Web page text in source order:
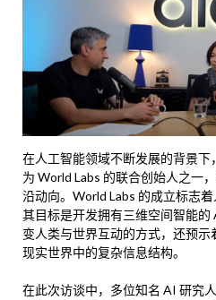
在人工智能领域不断发展的背景
为 World Labs 的联合创始人之一
沿动向。World Labs 的成立标志
其目标是开发拥有三维空间智能
变人类与世界互动的方式，还预
现实世界中的复杂信息结构。
在此次访谈中，多位知名 AI 研究